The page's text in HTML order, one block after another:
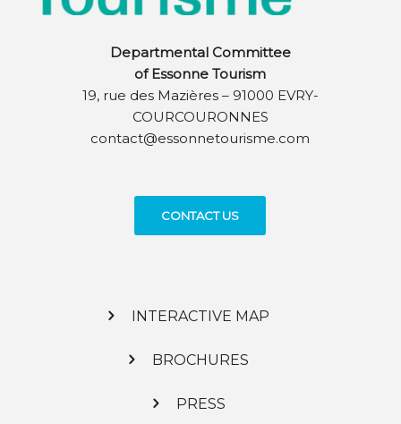
Departmental Committee
of Essonne Tourism
19, rue des Mazières – 91000 EVRY-
COURCOURONNES
contact@essonnetourisme.com
CONTACT US
INTERACTIVE MAP
BROCHURES
PRESS